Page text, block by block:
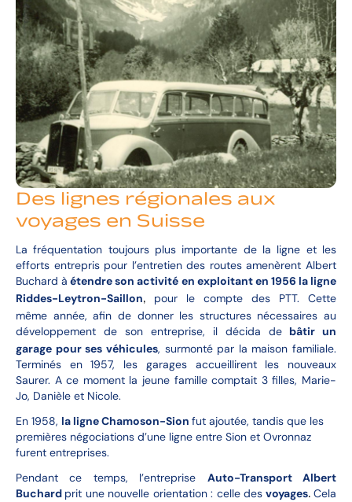
Des lignes régionales aux
voyages en Suisse
La fréquentation toujours plus importante de la ligne et les
efforts entrepris pour l’entretien des routes amenèrent Albert
Buchard à étendre son activité en exploitant en 1956 la ligne
Riddes-Leytron-Saillon, pour le compte des PTT. Cette
même année, afin de donner les structures nécessaires au
développement de son entreprise, il décida de bâtir un
garage pour ses véhicules, surmonté par la maison familiale.
Terminés en 1957, les garages accueillirent les nouveaux
Saurer. A ce moment la jeune famille comptait 3 filles, Marie-
Jo, Danièle et Nicole.
En 1958, la ligne Chamoson-Sion fut ajoutée, tandis que les
premières négociations d’une ligne entre Sion et Ovronnaz
furent entreprises.
Pendant ce temps, l’entreprise Auto-Transport Albert
Buchard prit une nouvelle orientation : celle des voyages.Cela